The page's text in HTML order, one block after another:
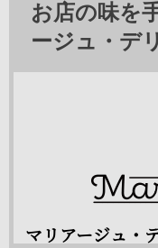
お店の味を
ージュ・デリ
マリアージュ・